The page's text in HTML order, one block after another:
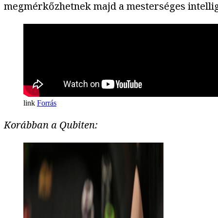
megmérkőzhetnek majd a mesterséges
Forrás
Korábban a Qubiten: